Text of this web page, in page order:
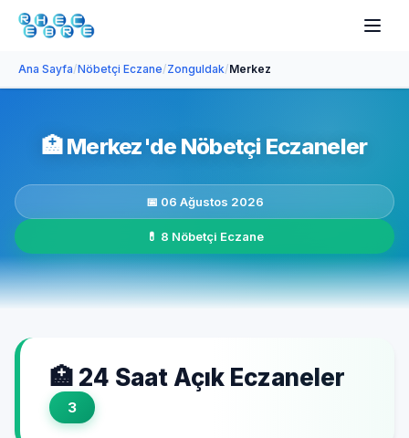
Ana Sayfa/Nöbetçi Eczane/Zonguldak/Merkez
🏥Merkez'de Nöbetçi Eczaneler
📅 06 Ağustos 2026
💊 8 Nöbetçi Eczane
🏥 24 Saat Açık Eczaneler
3